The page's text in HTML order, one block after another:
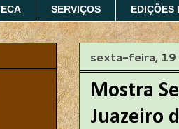
SERVIÇOS EDIÇÕES
sexta-feira, 19
Mostra
Juazeiro